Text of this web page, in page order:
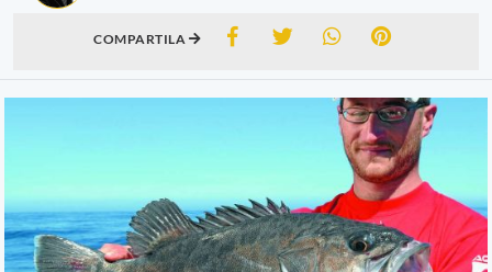
COMPARTILA